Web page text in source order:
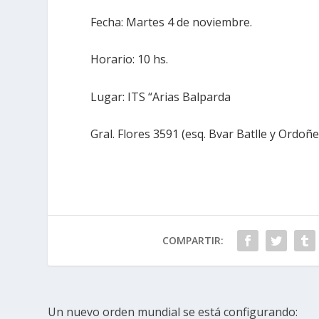
Fecha: Martes 4 de noviembre.
Horario: 10 hs.
Lugar: ITS “Arias Balparda
Gral. Flores 3591 (esq. Bvar Batlle y
COMPARTIR:
Un nuevo orden mundial se está configurando: